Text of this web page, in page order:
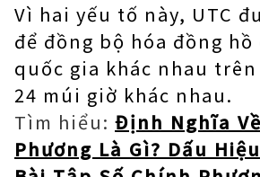
Vì hai yếu tố này, UTC
để đồng bộ hóa đồng hồ
quốc gia khác nhau
24 múi giờ khác nhau.
Tìm hiểu: Định Nghĩa
Phương Là Gì? Dấu